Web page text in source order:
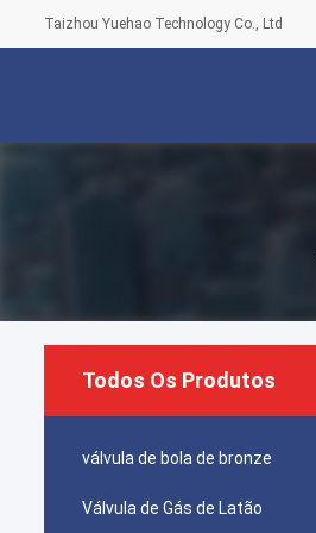
Taizhou Yuehao Technology Co., Ltd
Todos Os Produtos
válvula de bola de bronze
Válvula de Gás de Latão